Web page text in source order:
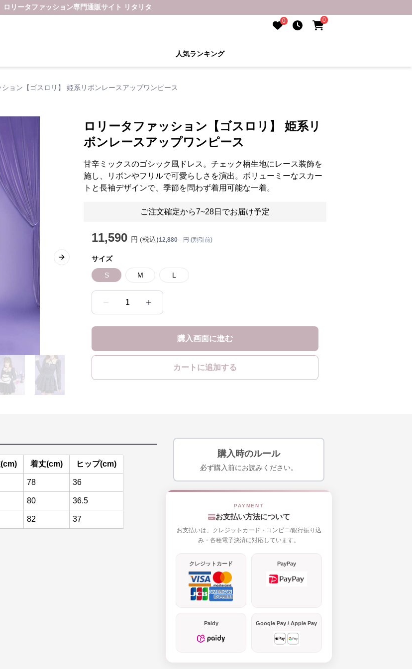
ロリータファッション専門通販サイト リタリタ
0 0
人気ランキング
ション【ゴスロリ】 姫系リボンレースアップワンピース
Next slide
ロリータファッション【ゴスロリ】 姫系リ
ボンレースアップワンピース
甘辛ミックスのゴシック風ドレス。チェック柄生地にレース装飾を
施し、リボンやフリルで可愛らしさを演出。ボリューミーなスカー
トと長袖デザインで、季節を問わず着用可能な一着。
ご注文確定から7~28日でお届け予定
11,590 円 (税込)12,880 円 (割引前)
サイズ
S M L
1
購入画面に進む
カートに追加する
着丈(cm) ヒップ(cm)
78 36
80 36.5
82 37
購入時のルール
必ず購入前にお読みください。
お支払い方法について
お支払いは、クレジットカード・コンビニ/銀行振り込
み・各種電子決済に対応しています。
クレジットカード PayPay
Paidy Google Pay / Apple Pay